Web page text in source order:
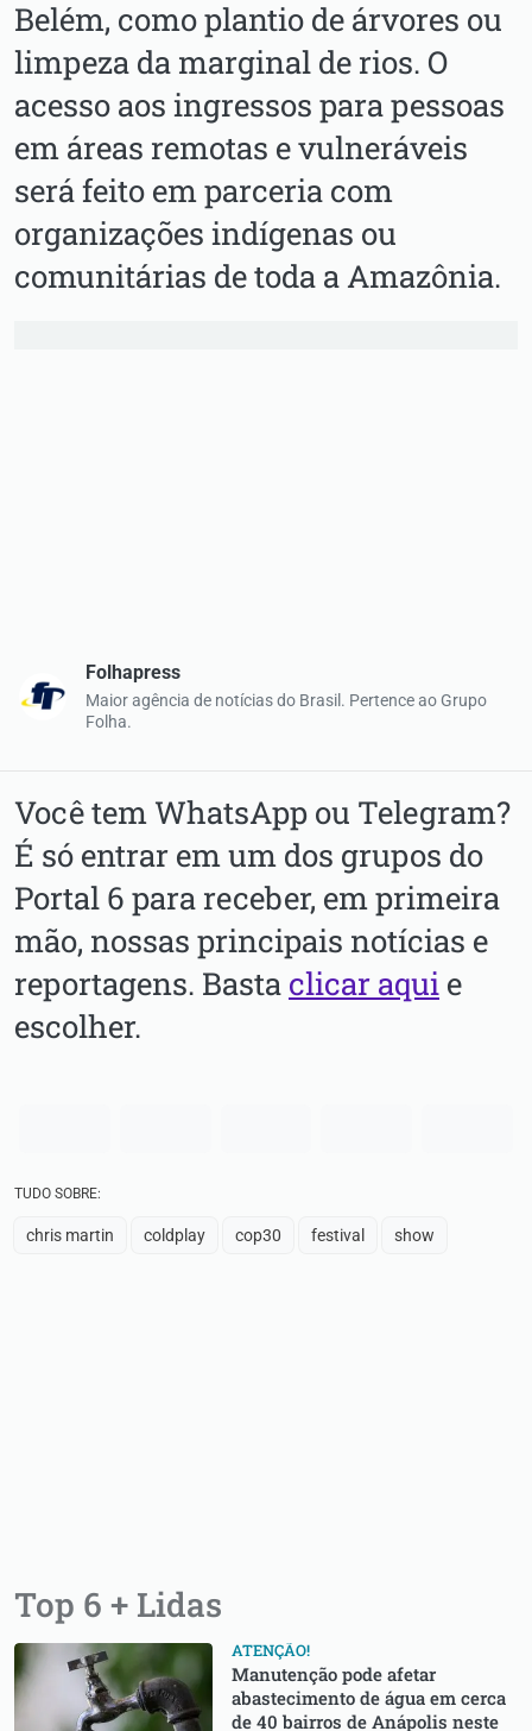
Belém, como plantio de árvores ou
limpeza da marginal de rios. O
acesso aos ingressos para pessoas
em áreas remotas e vulneráveis
será feito em parceria com
organizações indígenas ou
comunitárias de toda a Amazônia.
Folhapress
Maior agência de notícias do Brasil. Pertence ao Grupo
Folha.
Você tem WhatsApp ou Telegram?
É só entrar em um dos grupos do
Portal 6 para receber, em primeira
mão, nossas principais notícias e
reportagens. Basta clicar aqui e
escolher.
TUDO SOBRE:
chris martin coldplay cop30 festival show
Top 6 + Lidas
ATENÇÃO!
Manutenção pode afetar
abastecimento de água em cerca
de 40 bairros de Anápolis neste